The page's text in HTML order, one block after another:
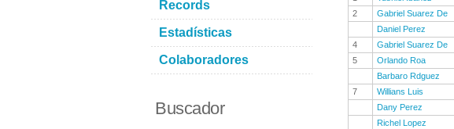
2
Gabriel Suarez De
Daniel Perez
4
Gabriel Suarez De
5
Orlando Roa
Barbaro Rdguez
7
Willians Luis
Dany Perez
Richel Lopez
Records
Estadísticas
Colaboradores
Buscador